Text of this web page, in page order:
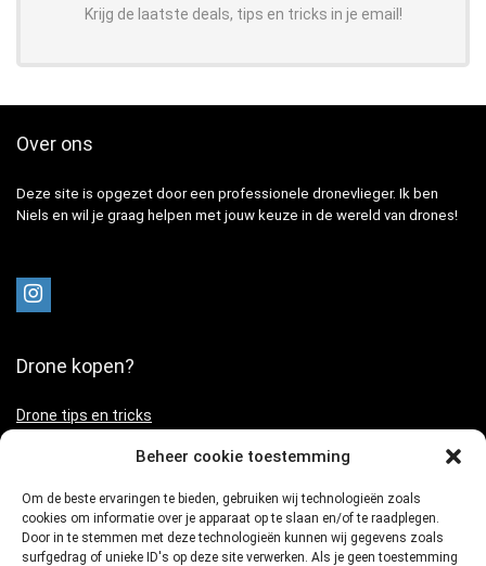
Beheer cookie toestemming
Om de beste ervaringen te bieden, gebruiken wij technologieën zoals
cookies om informatie over je apparaat op te slaan en/of te raadplegen.
Door in te stemmen met deze technologieën kunnen wij gegevens zoals
surfgedrag of unieke ID's op deze site verwerken. Als je geen toestemming
Krijg de laatste deals, tips en tricks in je email!
Over ons
Deze site is opgezet door een professionele dronevlieger. Ik ben
Niels en wil je graag helpen met jouw keuze in de wereld van drones!
Drone kopen?
Drone tips en tricks
Schrijf je in voor de laatste deals